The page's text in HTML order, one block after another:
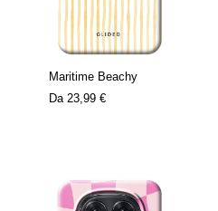
Maritime Beachy
Da 23,99 €